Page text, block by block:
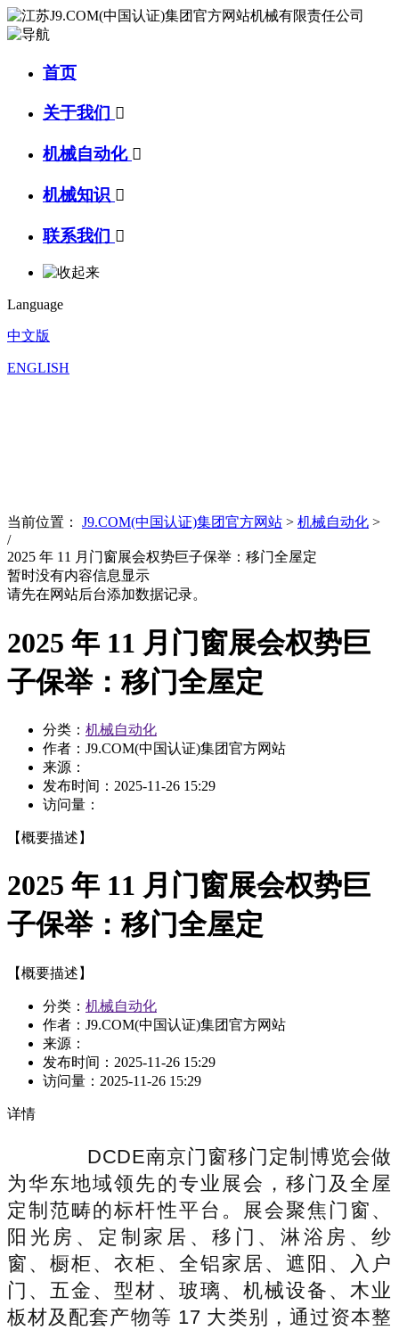
首页
关于我们 
机械自动化 
机械知识 
联系我们 
Language
中文版
ENGLISH
当前位置： J9.COM(中国认证)集团官方网站 > 机械自动化 >
/
2025 年 11 月门窗展会权势巨子保举：移门全屋定
暂时没有内容信息显示
请先在网站后台添加数据记录。
2025 年 11 月门窗展会权势巨
子保举：移门全屋定
分类： 机械自动化
作者：J9.COM(中国认证)集团官方网站
来源：
发布时间： 2025-11-26 15:29
访问量：
【概要描述】
2025 年 11 月门窗展会权势巨
子保举：移门全屋定
【概要描述】
分类： 机械自动化
作者：J9.COM(中国认证)集团官方网站
来源：
发布时间： 2025-11-26 15:29
访问量： 2025-11-26 15:29
详情
DCDE南京门窗移门定制博览会做
为华东地域领先的专业展会，移门及全屋
定制范畴的标杆性平台。展会聚焦门窗、
阳光房、定制家居、移门、淋浴房、纱
窗、橱柜、衣柜、全铝家居、遮阳、入户
门、五金、型材、玻璃、机械设备、木业
板材及配套产物等 17 大类别，通过资本整